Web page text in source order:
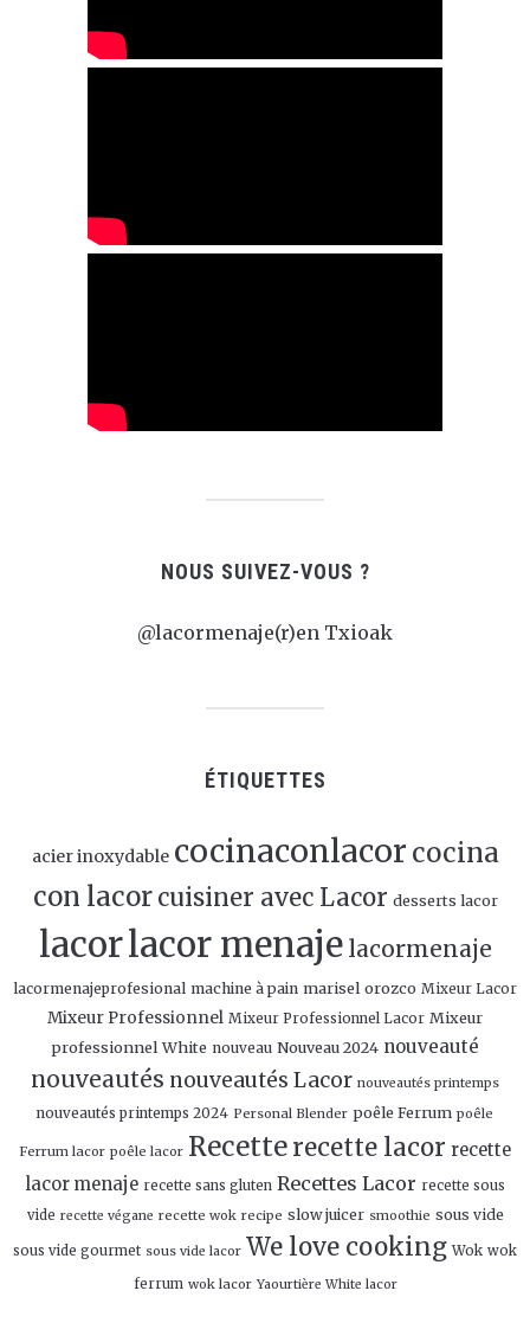
NOUS SUIVEZ-VOUS ?
@lacormenaje(r)en Txioak
ÉTIQUETTES
acier inoxydable cocinaconlacor cocina
con lacor cuisiner avec Lacor desserts lacor
lacorlacor menaje lacormenaje
lacormenajeprofesional machine à pain marisel orozco Mixeur Lacor
Mixeur Professionnel Mixeur Professionnel Lacor Mixeur
professionnel White nouveau Nouveau 2024 nouveauté
nouveautés nouveautés Lacor nouveautés printemps
nouveautés printemps 2024 Personal Blender poêle Ferrum poêle
Ferrum lacor poêle lacor Recetterecette lacor recette
lacor menaje recette sans gluten Recettes Lacor recette sous
vide recette végane recette wok recipe slow juicer smoothie sous vide
sous vide gourmet sous vide lacor We love cooking Wok wok
ferrum wok lacor Yaourtière White lacor